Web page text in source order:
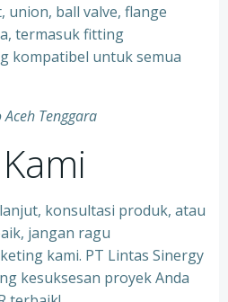
union, ball valve, flange
termasuk fitting
kompatibel untuk semua
Aceh Tenggara
konsultasi produk, atau
jangan ragu
kami. PT Lintas Sinergy
kesuksesan proyek Anda